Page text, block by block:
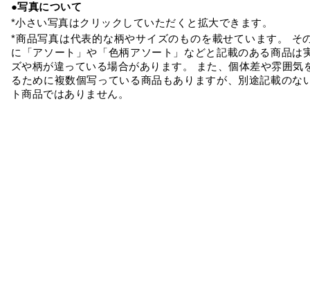
●写真について
*小さい写真はクリックしていただくと拡大できます。
*商品写真は代表的な柄やサイズのものを載せています。 そ
に「アソート」や「色柄アソート」などと記載のある商品は
ズや柄が違っている場合があります。 また、個体差や雰囲気
るために複数個写っている商品もありますが、別途記載のな
ト商品ではありません。